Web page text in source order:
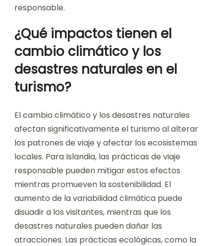
responsable.
¿Qué impactos tienen el
cambio climático y los
desastres naturales en el
turismo?
El cambio climático y los desastres naturales
afectan significativamente el turismo al alterar
los patrones de viaje y afectar los ecosistemas
locales. Para Islandia, las prácticas de viaje
responsable pueden mitigar estos efectos
mientras promueven la sostenibilidad. El
aumento de la variabilidad climática puede
disuadir a los visitantes, mientras que los
desastres naturales pueden dañar las
atracciones. Las prácticas ecológicas, como la